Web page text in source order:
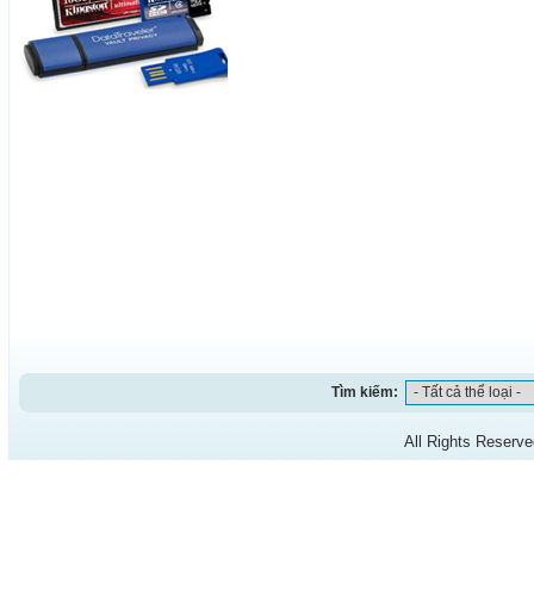
Tìm kiếm:
All Rights